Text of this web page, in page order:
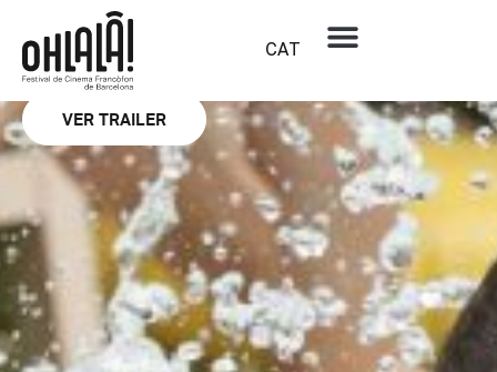
CAT
Secció oficial
Les chatouilles
ANDRÉA BESCOND ET ERIC MÉTAYER
VER TRAILER